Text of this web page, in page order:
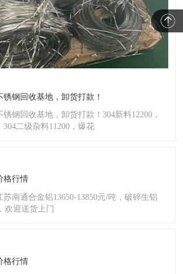
锈钢回收基地，卸货打款！
钢回收基地，卸货打款！304新料12200，
304二级杂料11200，爆花
格行情
苏南通合金铝13650-13850元/吨，破碎生铝
欢迎送货上门
格行情